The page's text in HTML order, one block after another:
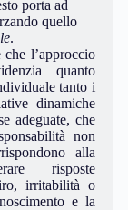
porta ad
quello
.
l’approccio
quanto
tanto i
dinamiche
adeguate, che
non
alla
risposte
irritabilità o
e la